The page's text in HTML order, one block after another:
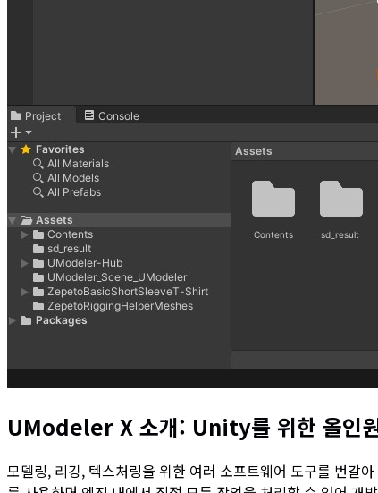
UModeler X 소개: Unity를 위한 올인
모델링, 리깅, 텍스처링을 위한 여러 소프트웨어 도구를 번